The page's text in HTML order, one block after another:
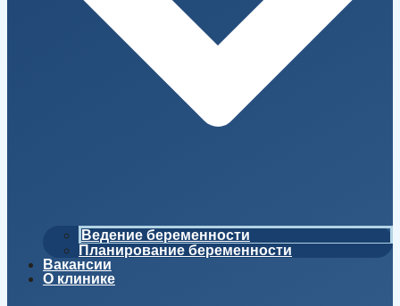
Ведение беременности
Планирование беременности
Вакансии
О клинике